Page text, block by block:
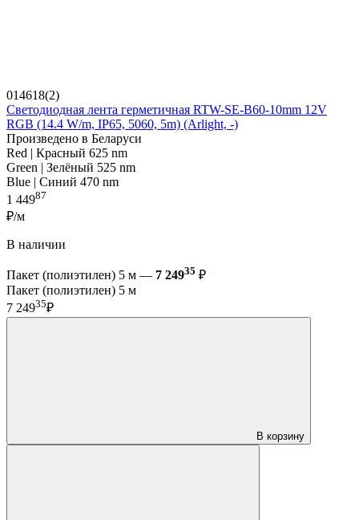
014618(2)
Светодиодная лента герметичная RTW-SE-B60-10mm 12V
RGB (14.4 W/m, IP65, 5060, 5m) (Arlight, -)
Произведено в Беларуси
Red | Красный 625 nm
Green | Зелёный 525 nm
Blue | Синий 470 nm
1 44987
₽/м
В наличии
Пакет (полиэтилен) 5 м — 7 24935 ₽
Пакет (полиэтилен) 5 м
7 24935₽
В корзину